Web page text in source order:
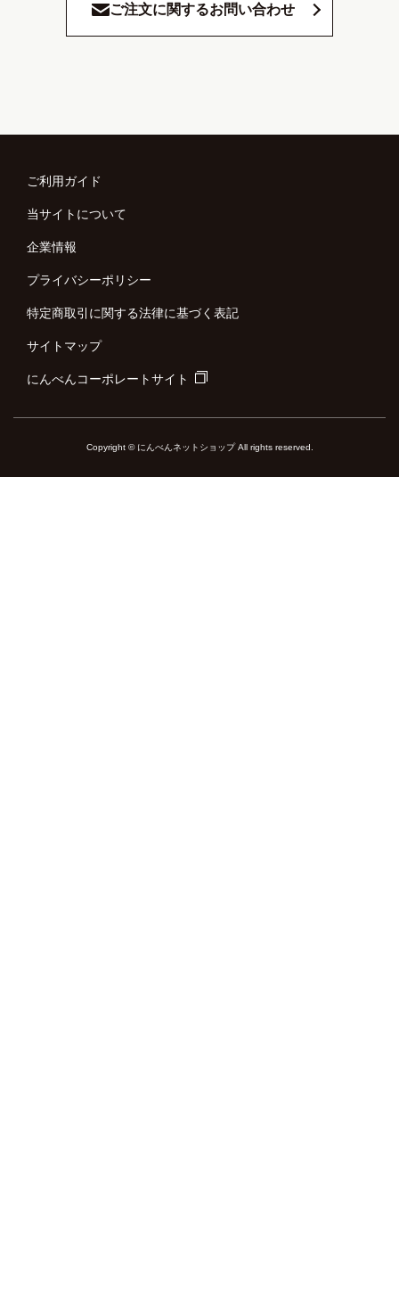
ご注文に関するお問い合わせ
ご利用ガイド
当サイトについて
企業情報
プライバシーポリシー
特定商取引に関する法律に基づく表記
サイトマップ
にんべんコーポレートサイト
Copyright © にんべんネットショップ All rights reserved.